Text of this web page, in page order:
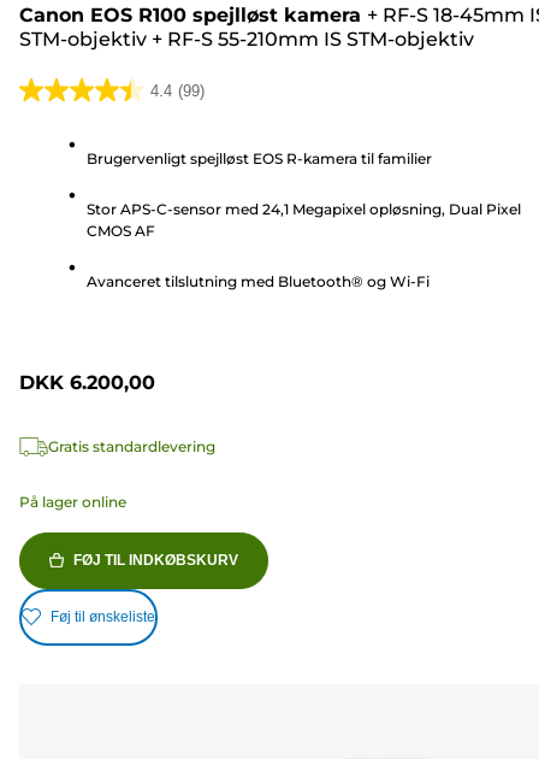
Canon EOS R100 spejlløst kamera + RF-S 18-45mm
STM-objektiv + RF-S 55-210mm IS STM-objektiv
4.4 (99)
4.4
stjerner.
anmeldelser
Brugervenligt spejlløst EOS R-kamera til familier
Stor APS-C-sensor med 24,1 Megapixel opløsning, Dual Pixel
CMOS AF
Avanceret tilslutning med Bluetooth® og Wi-Fi
DKK 6.200,00
Gratis standardlevering
På lager online
FØJ TIL INDKØBSKURV
Føj til ønskeliste